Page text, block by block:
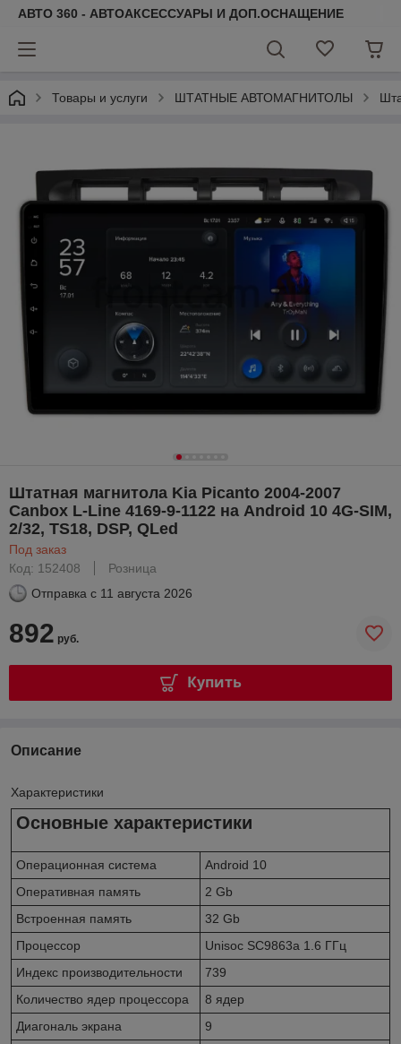
АВТО 360 - АВТОАКСЕССУАРЫ И ДОП.ОСНАЩЕНИЕ
Товары и услуги ШТАТНЫЕ АВТОМАГНИТОЛЫ
Штатная магнитола Kia Picanto 2004-2007
Canbox L-Line 4169-9-1122 на Android 10 4G-SIM,
2/32, TS18, DSP, QLed
Под заказ
Код: 152408
Розница
Отправка с 11 августа 2026
892 руб.
Купить
Описание
Характеристики
Основные характеристики
Операционная система
Android 10
Оперативная память
2 Gb
Встроенная память
32 Gb
Процессор
Unisoc SC9863a 1.6 ГГц
Индекс производительности
739
Количество ядер процессора
8 ядер
Диагональ экрана
9